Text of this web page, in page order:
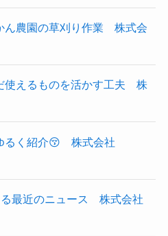
ん農園の草刈り作業 株式会
使えるものを活かす工夫 株
るく紹介😚 株式会社
る最近のニュース 株式会社